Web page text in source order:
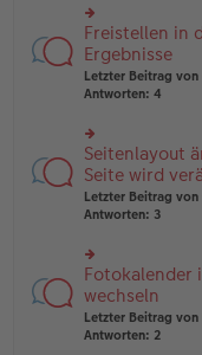
g
B
ei
tr
a
g
u
n
g
el
es
e
er
B
ei
tr
a
g
rs
te
r
u
n
el
es
e
n
er
tr
a
g
Freistellen in
Ergebnisse
Letzter Beitrag von
Antworten: 4
rs
te
r
u
n
el
es
e
n
er
Seitenlayout
Seite wird
Letzter Beitrag von
Antworten: 3
rs
te
r
u
n
Fotokalender
wechseln
Letzter Beitrag von
Antworten: 2